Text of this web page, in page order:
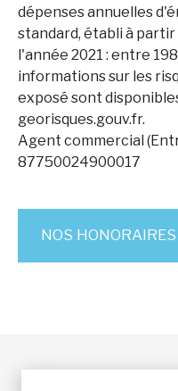
dépenses annuelles
standard, établi à
l'année 2021 : entre
informations sur les
exposé sont
georisques.gouv.fr.
Agent commercial
87750024900017
NOS HONORAIRES